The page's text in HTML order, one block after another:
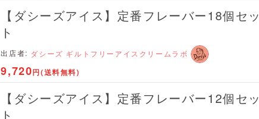
【ダシーズアイス】定番フレーバー18個セッ
ト
出店者: ダシーズ ギルトフリーアイスクリームラボ
9,720円(送料無料)
【ダシーズアイス】定番フレーバー12個セッ
ト